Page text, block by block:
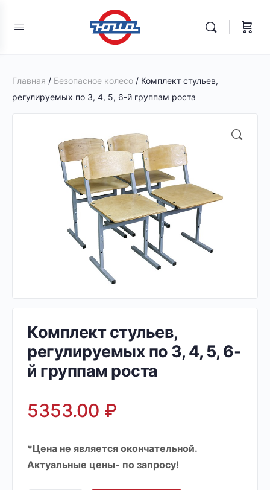
Главная / Безопасное колесо / Комплект стульев,
регулируемых по 3, 4, 5, 6-й группам роста
Комплект стульев,
регулируемых по 3, 4, 5, 6-
й группам роста
5353.00 ₽
*Цена не является окончательной.
Актуальные цены- по запросу!